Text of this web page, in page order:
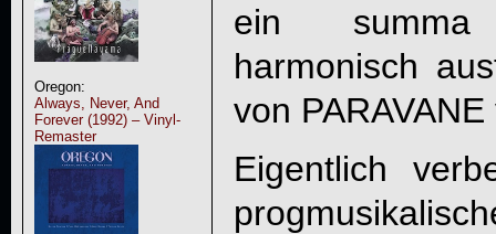
Oregon:
Always, Never, And
Forever (1992) – Vinyl-
Remaster
ein summa
harmonisch
von PARAVANE
Eigentlich